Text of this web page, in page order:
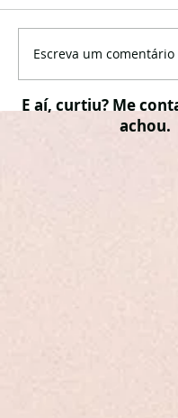
Escreva um comentário
E aí, curtiu? Me
achou.